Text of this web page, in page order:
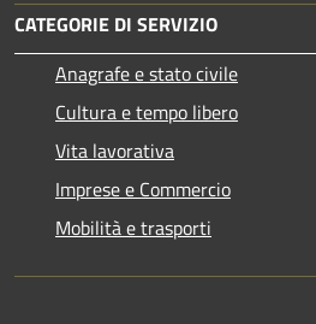
CATEGORIE DI SERVIZIO
Anagrafe e stato civile
Cultura e tempo libero
Vita lavorativa
Imprese e Commercio
Mobilità e trasporti